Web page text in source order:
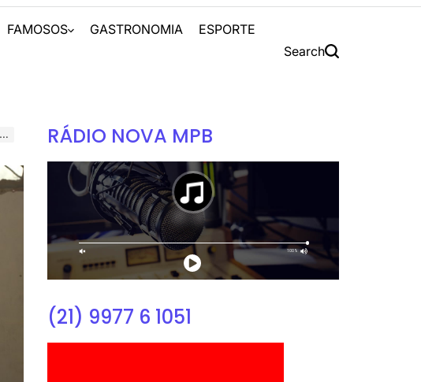
FAMOSOS GASTRONOMIA ESPORTE
Search
RÁDIO NOVA MPB
(21) 9977 6 1051